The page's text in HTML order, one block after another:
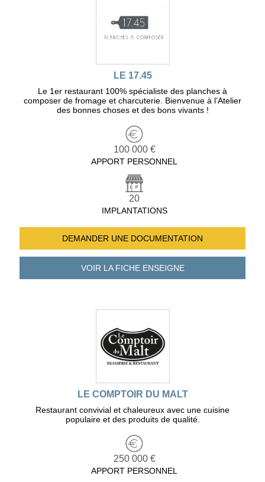
LE 17.45
Le 1er restaurant 100% spécialiste des planches à
composer de fromage et charcuterie. Bienvenue à l’Atelier
des bonnes choses et des bons vivants !
100 000 €
APPORT PERSONNEL
20
IMPLANTATIONS
DEMANDER UNE DOCUMENTATION
VOIR LA FICHEENSEIGNE
LE COMPTOIR DU MALT
Restaurant convivial et chaleureux avec une cuisine
populaire et des produits de qualité.
250 000 €
APPORT PERSONNEL